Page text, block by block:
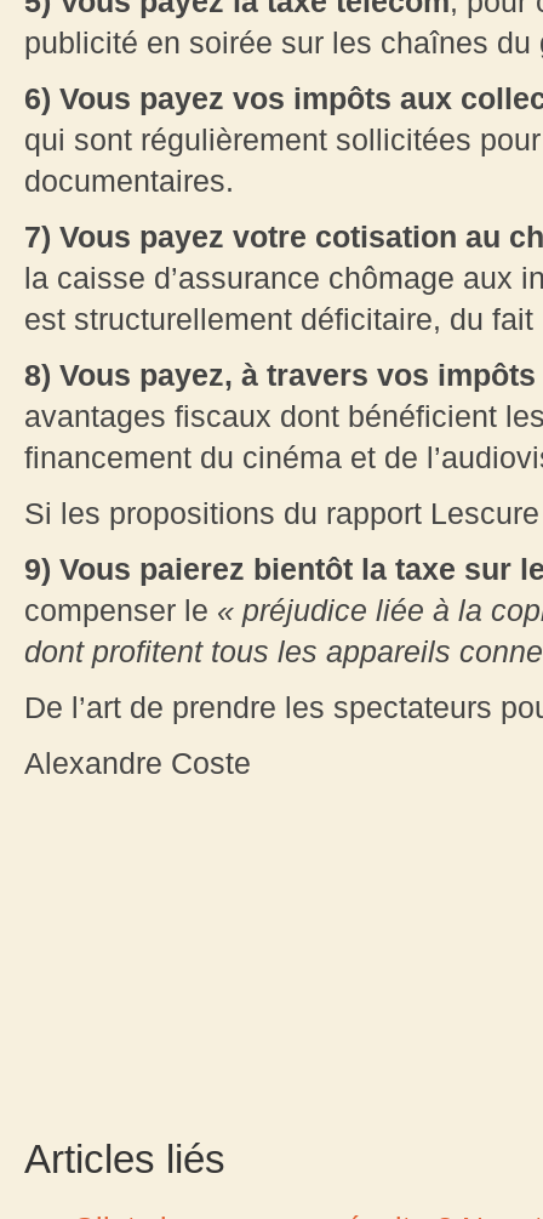
publicité en soirée sur les chaînes
6) Vous payez vos impôts aux
qui sont régulièrement sollicitées
documentaires.
7) Vous payez votre cotisation au
la caisse d’assurance chômage aux
est structurellement déficitaire, du
8) Vous payez, à travers vos impôts
avantages fiscaux dont bénéficient
financement du cinéma et de
Si les propositions du rapport
9) Vous paierez bientôt la taxe sur
compenser le « préjudice liée à la
dont profitent tous les appareils
De l’art de prendre les spectateurs
Alexandre Coste
Articles liés